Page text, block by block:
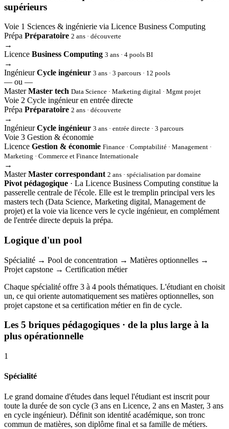
supérieurs
Voie 1 Sciences & ingénierie via Licence Business Computing
Prépa Préparatoire 2 ans · découverte
→
Licence Business Computing 3 ans · 4 pools BI
→
Ingénieur Cycle ingénieur 3 ans · 3 parcours · 12 pools
— ou —
Master Master tech Data Science · Marketing digital · Mgmt projet
Voie 2 Cycle ingénieur en entrée directe
Prépa Préparatoire 2 ans · découverte
→
Ingénieur Cycle ingénieur 3 ans · entrée directe · 3 parcours
Voie 3 Gestion & économie
Licence Gestion & économie Finance · Comptabilité · Management ·
Marketing · Commerce et Finance Internationale
→
Master Master correspondant 2 ans · spécialisation par domaine
Pivot pédagogique · La Licence Business Computing constitue la
passerelle centrale de l'école. Elle est le tremplin principal vers les
masters tech (Data Science, Marketing digital, Management de
projet) et la voie via licence vers le cycle ingénieur, en complément
de l'entrée directe depuis la prépa.
Logique d'un pool
Spécialité → Pool de concentration → Matières optionnelles →
Projet capstone → Certification métier
Chaque spécialité offre 3 à 4 pools thématiques. L'étudiant en choisit
un, ce qui oriente automatiquement ses matières optionnelles, son
projet capstone et sa certification métier en fin de cycle.
Les 5 briques pédagogiques · de la plus large à la
plus opérationnelle
1
Spécialité
Le grand domaine d'études dans lequel l'étudiant est inscrit pour
toute la durée de son cycle (3 ans en Licence, 2 ans en Master, 3 ans
en cycle ingénieur). Définit son identité académique, son tronc
commun de matières, son diplôme final et sa famille de métiers.